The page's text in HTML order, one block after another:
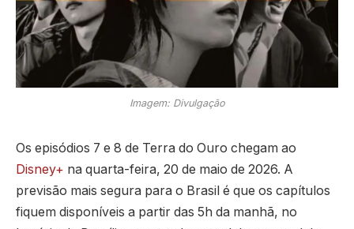
Imagem: Divulgação
Os episódios 7 e 8 de Terra do Ouro chegam ao
Disney+ na quarta-feira, 20 de maio de 2026. A
previsão mais segura para o Brasil é que os capítulos
fiquem disponíveis a partir das 5h da manhã, no